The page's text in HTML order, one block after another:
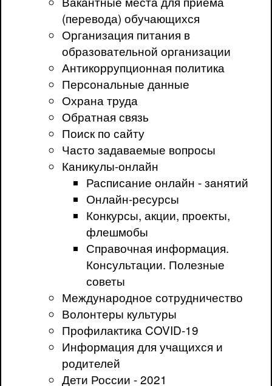
(перевода) обучающихся
Организация питания в
образовательной организации
Антикоррупционная политика
Персональные данные
Охрана труда
Обратная связь
Поиск по сайту
Часто задаваемые вопросы
Каникулы-онлайн
Расписание онлайн - занятий
Онлайн-ресурсы
Конкурсы, акции, проекты,
флешмобы
Справочная информация.
Консультации. Полезные
советы
Международное сотрудничество
Волонтеры культуры
Профилактика COVID-19
Информация для учащихся и
родителей
Дети России - 2021